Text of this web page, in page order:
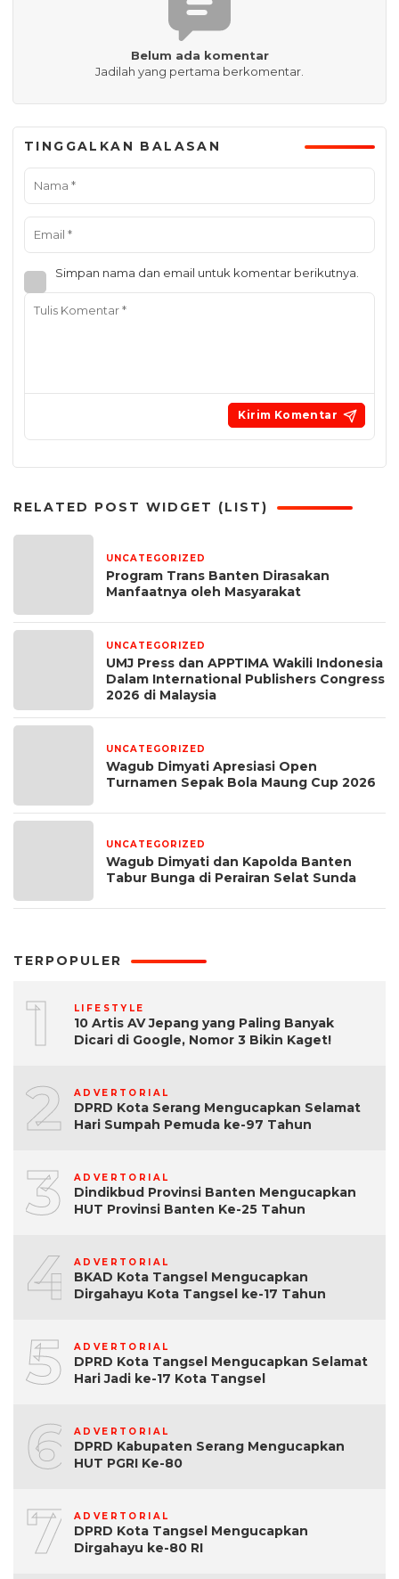
Belum ada komentar
Jadilah yang pertama berkomentar.
TINGGALKAN BALASAN
Simpan nama dan email untuk komentar berikutnya.
RELATED POST WIDGET (LIST)
UNCATEGORIZED
Program Trans Banten Dirasakan
Manfaatnya oleh Masyarakat
UNCATEGORIZED
UMJ Press dan APPTIMA Wakili Indonesia
Dalam International Publishers Congress
2026 di Malaysia
UNCATEGORIZED
Wagub Dimyati Apresiasi Open
Turnamen Sepak Bola Maung Cup 2026
UNCATEGORIZED
Wagub Dimyati dan Kapolda Banten
Tabur Bunga di Perairan Selat Sunda
TERPOPULER
1 LIFESTYLE
10 Artis AV Jepang yang Paling Banyak
Dicari di Google, Nomor 3 Bikin Kaget!
2 ADVERTORIAL
DPRD Kota Serang Mengucapkan Selamat
Hari Sumpah Pemuda ke-97 Tahun
3 ADVERTORIAL
Dindikbud Provinsi Banten Mengucapkan
HUT Provinsi Banten Ke-25 Tahun
4 ADVERTORIAL
BKAD Kota Tangsel Mengucapkan
Dirgahayu Kota Tangsel ke-17 Tahun
5 ADVERTORIAL
DPRD Kota Tangsel Mengucapkan Selamat
Hari Jadi ke-17 Kota Tangsel
6 ADVERTORIAL
DPRD Kabupaten Serang Mengucapkan
HUT PGRI Ke-80
7 ADVERTORIAL
DPRD Kota Tangsel Mengucapkan
Dirgahayu ke-80 RI